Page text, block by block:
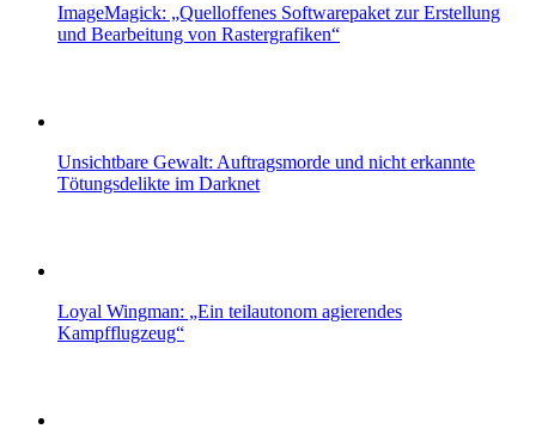
ImageMagick: „Quelloffenes Softwarepaket zur Erstellung
und Bearbeitung von Rastergrafiken“
Unsichtbare Gewalt: Auftragsmorde und nicht erkannte
Tötungsdelikte im Darknet
Loyal Wingman: „Ein teilautonom agierendes
Kampfflugzeug“